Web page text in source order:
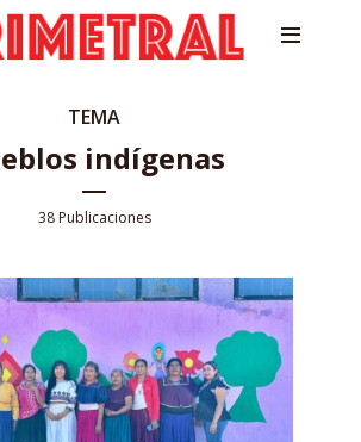
TEMA
indígenas
38 Publicaciones